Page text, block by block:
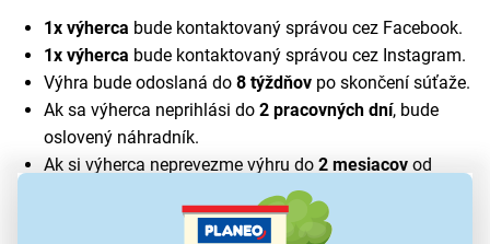
1x výherca bude kontaktovaný správou cez Facebook.
1x výherca bude kontaktovaný správou cez Instagram.
Výhra bude odoslaná do 8 týždňov po skončení súťaže.
Ak sa výherca neprihlási do 2 pracovných dní, bude
oslovený náhradník.
Ak si výherca neprevezme výhru do 2 mesiacov od
doručenia, nárok na výhru zaniká.
Výhru nie je možné zameniť za finančnú hotovosť ani